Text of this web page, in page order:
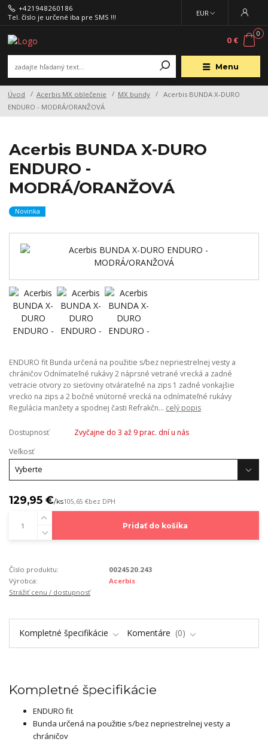
Menu
EUR
+421948260186
Tel. číslo je určené iba pre SMS !!!
0
0 €
Úvod Acerbis MX oblečenie MX bundy
Acerbis BUNDA X-DURO
ENDURO - MODRÁ/ORANŽOVÁ
Acerbis BUNDA X-DURO
ENDURO -
MODRÁ/ORANŽOVÁ
Novinka
ENDURO fit Bunda určená na použitie s/bez nepriestrelnej vesty a
chráničov Odnímateľné rukávy 2 náprsné vetrané vrecká a zadné
vetracie otvory zo sieťoviny otvárateľné na zips 1 zadné vonkajšie
vrecko na zips a 2 bočné vnútorné vrecká na odnímateľné rukávy
Regulácia manžety a spodnej časti Refrakčn... celý popis
Dostupnosť
Zvyčajne do 3 až 9 prac. dní u nás
Veľkosť
129,95 €/ks105,65 €bez DPH
Pridať do košíka
Číslo produktu:
0024520.243
Výrobca:
Acerbis
Strážiť cenu / dostupnosť
Kompletné špecifikácie Komentáre 0
Kompletné špecifikácie
ENDURO fit
Bunda určená na použitie s/bez nepriestrelnej vesty a
chráničov